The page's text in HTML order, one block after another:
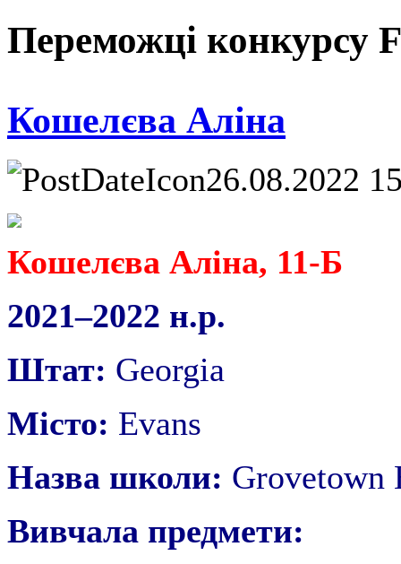
Переможці конкурсу
Кошелєва Аліна
26.08.2022
Кошелєва Аліна, 11-Б
2021–2022 н.р.
Штат: Georgia
Місто: Evans
Назва школи: Grovetown
Вивчала предмети: